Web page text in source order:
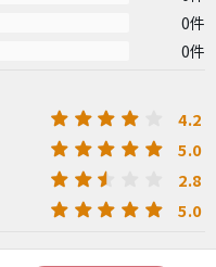
0件
0件
4.2
5.0
2.8
5.0